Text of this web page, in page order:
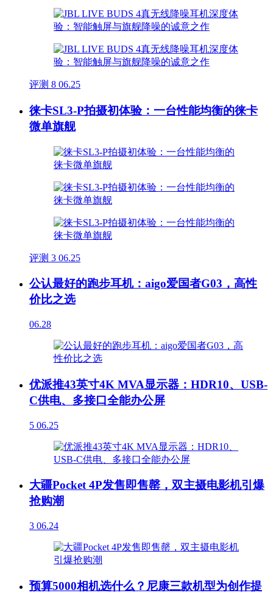
评测 8 06.25
徕卡SL3-P拍摄初体验：一台性能均衡的徕卡
微单旗舰
评测 3 06.25
公认最好的跑步耳机：aigo爱国者G03，高性
价比之选
06.28
优派推43英寸4K MVA显示器：HDR10、USB-
C供电、多接口全能办公屏
5 06.25
大疆Pocket 4P发售即售罄，双主摄电影机引爆
抢购潮
3 06.24
预算5000相机选什么？尼康三款机型为创作提